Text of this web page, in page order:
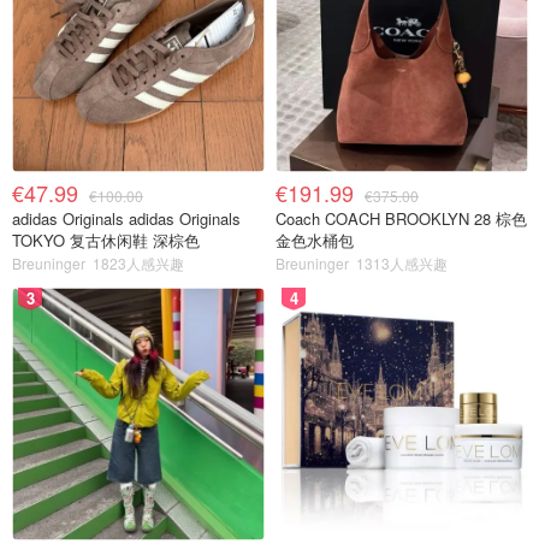
€47.99 €100.00
adidas Originals adidas Originals
TOKYO 复古休闲鞋 深棕色
Breuninger 1823人感兴趣
€191.99 €375.00
Coach COACH BROOKLYN 28 棕色
金色水桶包
Breuninger 1313人感兴趣
3 4